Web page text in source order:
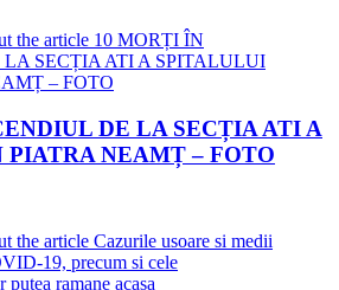
DE LA SECȚIA ATI A
NEAMȚ – FOTO